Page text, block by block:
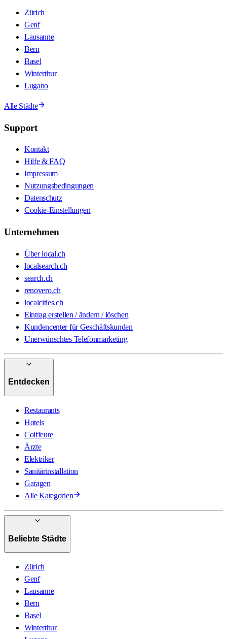
Zürich
Genf
Lausanne
Bern
Basel
Winterthur
Lugano
Alle Städte
Support
Kontakt
Hilfe & FAQ
Impressum
Nutzungsbedingungen
Datenschutz
Cookie-Einstellungen
Unternehmen
Über local.ch
localsearch.ch
search.ch
renovero.ch
localcities.ch
Eintrag erstellen / ändern / löschen
Kundencenter für Geschäftskunden
Unerwünschtes Telefonmarketing
Entdecken
Restaurants
Hotels
Coiffeure
Ärzte
Elektriker
Sanitärinstallation
Garagen
Alle Kategorien
Beliebte Städte
Zürich
Genf
Lausanne
Bern
Basel
Winterthur